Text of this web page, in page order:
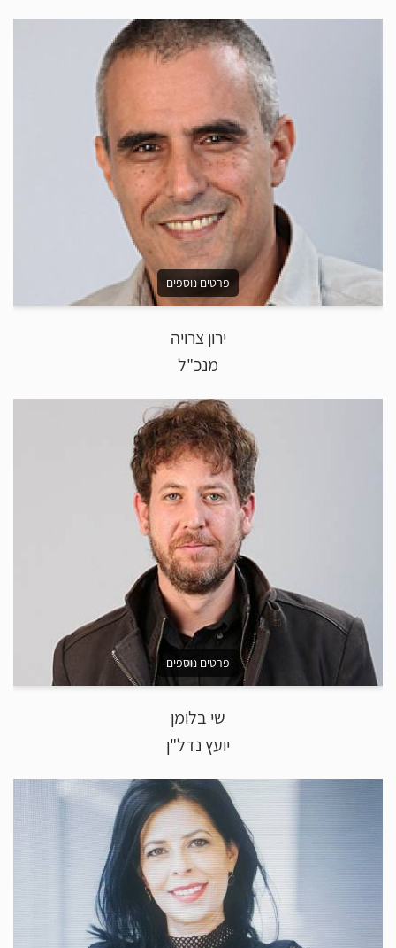
פרטים נוספים
ירון צרויה
מנכ"ל
פרטים נוספים
שי בלומן
יועץ נדל"ן